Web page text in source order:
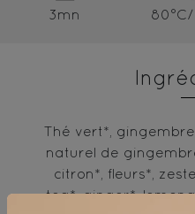
3mn 80°C/
Thé vert*,
naturel de
citron*, fleurs*,
tea*, ginger*,